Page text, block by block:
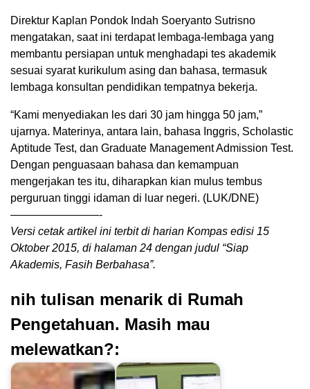
Direktur Kaplan Pondok Indah Soeryanto Sutrisno
mengatakan, saat ini terdapat lembaga-lembaga yang
membantu persiapan untuk menghadapi tes akademik
sesuai syarat kurikulum asing dan bahasa, termasuk
lembaga konsultan pendidikan tempatnya bekerja.
“Kami menyediakan les dari 30 jam hingga 50 jam,”
ujarnya. Materinya, antara lain, bahasa Inggris, Scholastic
Aptitude Test, dan Graduate Management Admission Test.
Dengan penguasaan bahasa dan kemampuan
mengerjakan tes itu, diharapkan kian mulus tembus
perguruan tinggi idaman di luar negeri. (LUK/DNE)
————————-
Versi cetak artikel ini terbit di harian Kompas edisi 15
Oktober 2015, di halaman 24 dengan judul “Siap
Akademis, Fasih Berbahasa”.
nih tulisan menarik di Rumah
Pengetahuan. Masih mau
melewatkan?: